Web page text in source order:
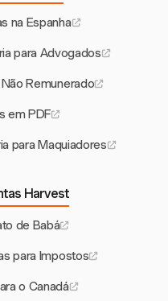
na Espanha
para Advogados
Remunerado
em PDF
para Maquiadores
Harvest
de Babá
para Impostos
o Canadá